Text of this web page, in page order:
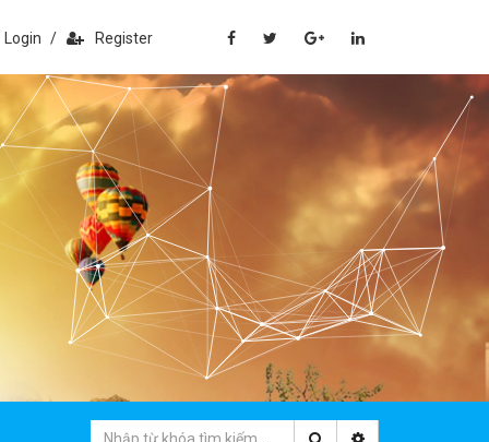
Login / Register